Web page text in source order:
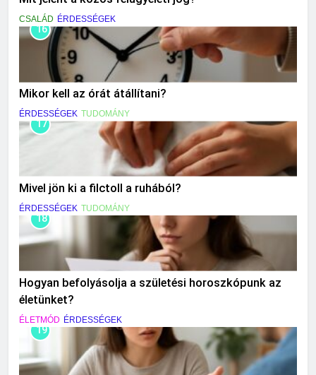
CSALÁD ÉRDESSÉGEK
16
Mikor kell az órát átállítani?
ÉRDESSÉGEK TUDOMÁNY
17
Mivel jön ki a filctoll a ruhából?
ÉRDESSÉGEK TUDOMÁNY
18
Hogyan befolyásolja a születési horoszkópunk az
életünket?
ÉLETMÓD ÉRDESSÉGEK
19